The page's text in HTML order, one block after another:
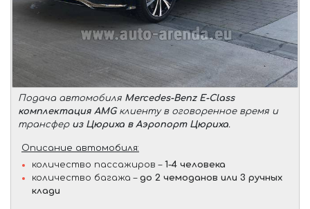
Подача автомобиля Mercedes-Benz E-Class
комплектация AMGклиенту в оговоренное время и
трансфер из Цюриха в Аэропорт Цюриха.
Описание автомобиля:
количество пассажиров – 1-4 человека
количество багажа – до 2 чемоданов или 3 ручных
клади